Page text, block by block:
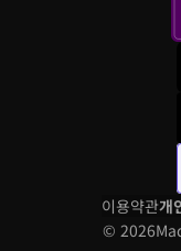
이용약관개
© 2026